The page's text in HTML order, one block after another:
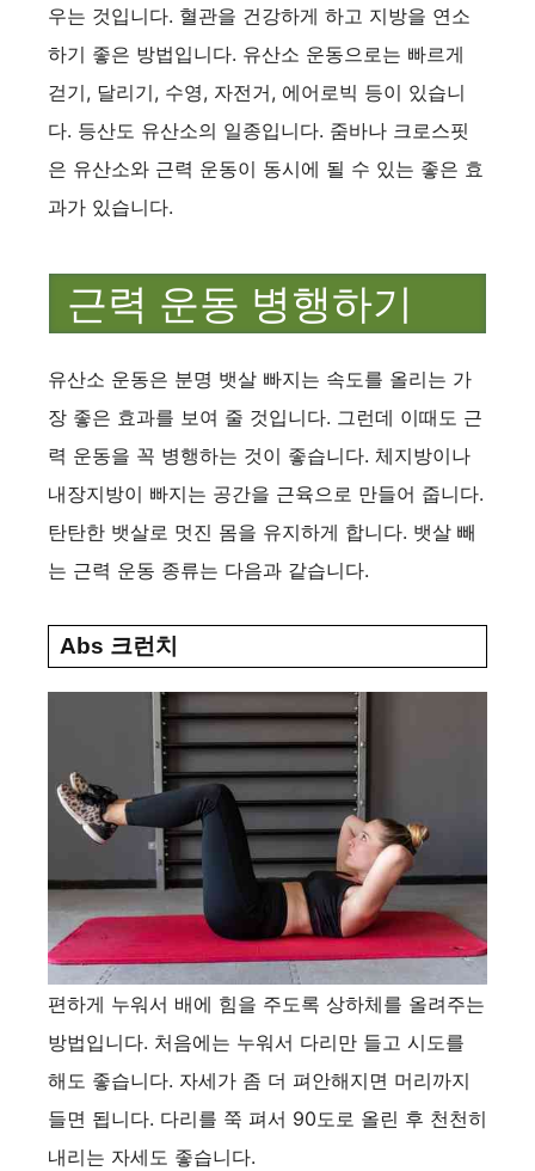
우는 것입니다. 혈관을 건강하게 하고 지방을 연소
하기 좋은 방법입니다. 유산소 운동으로는 빠르게
걷기, 달리기, 수영, 자전거, 에어로빅 등이 있습니
다. 등산도 유산소의 일종입니다. 줌바나 크로스핏
은 유산소와 근력 운동이 동시에 될 수 있는 좋은 효
과가 있습니다.
근력 운동 병행하기
유산소 운동은 분명 뱃살 빠지는 속도를 올리는 가
장 좋은 효과를 보여 줄 것입니다. 그런데 이때도 근
력 운동을 꼭 병행하는 것이 좋습니다. 체지방이나
내장지방이 빠지는 공간을 근육으로 만들어 줍니다.
탄탄한 뱃살로 멋진 몸을 유지하게 합니다. 뱃살 빼
는 근력 운동 종류는 다음과 같습니다.
Abs 크런치
편하게 누워서 배에 힘을 주도록 상하체를 올려주는
방법입니다. 처음에는 누워서 다리만 들고 시도를
해도 좋습니다. 자세가 좀 더 펴안해지면 머리까지
들면 됩니다. 다리를 쭉 펴서 90도로 올린 후 천천히
내리는 자세도 좋습니다.